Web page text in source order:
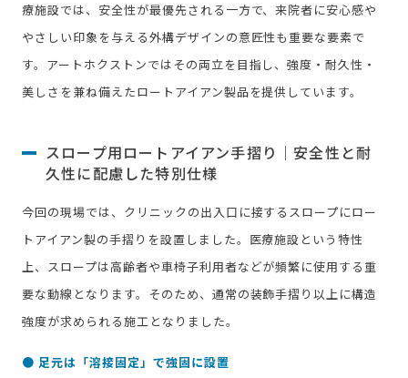
療施設では、安全性が最優先される一方で、来院者に安心感や
やさしい印象を与える外構デザインの意匠性も重要な要素で
す。アートホクストンではその両立を目指し、強度・耐久性・
美しさを兼ね備えたロートアイアン製品を提供しています。
スロープ用ロートアイアン手摺り｜安全性と耐
久性に配慮した特別仕様
今回の現場では、クリニックの出入口に接するスロープにロー
トアイアン製の手摺りを設置しました。医療施設という特性
上、スロープは高齢者や車椅子利用者などが頻繁に使用する重
要な動線となります。そのため、通常の装飾手摺り以上に構造
強度が求められる施工となりました。
● 足元は「溶接固定」で強固に設置